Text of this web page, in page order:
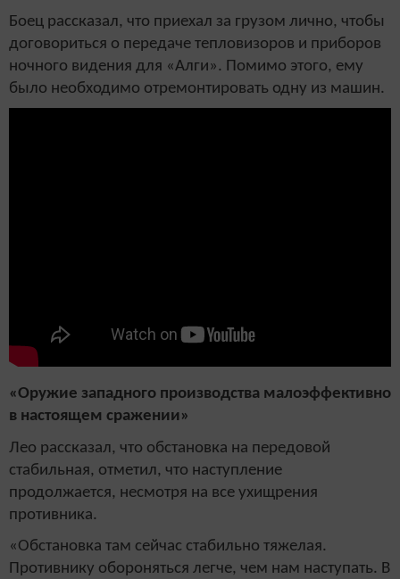
Боец рассказал, что приехал за грузом лично, чтобы
договориться о передаче тепловизоров и приборов
ночного видения для «Алги». Помимо этого, ему
было необходимо отремонтировать одну из машин.
«Оружие западного производства малоэффективно
в настоящем сражении»
Лео рассказал, что обстановка на передовой
стабильная, отметил, что наступление
продолжается, несмотря на все ухищрения
противника.
«Обстановка там сейчас стабильно тяжелая.
Противнику обороняться легче, чем нам наступать. В